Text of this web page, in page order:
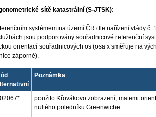
sítě katastrální (S-JTSK):
systémem na území ČR dle nařízení vlády č.
jsou podporovány souřadnicové referenční
orientací souřadnicových os (osa x směřuje na
záporné).
Poznámka
použito Křovákovo zobrazení, matem.
nultého poledníku Greenwiche